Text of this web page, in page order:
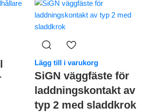
Lägg till i varukorg
SiGN väggfäste för
laddningskontakt av
typ 2 med sladdkrok